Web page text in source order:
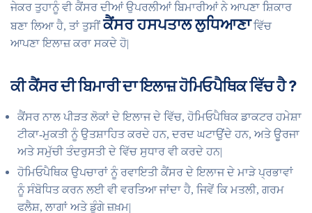
ਜੇਕਰ ਤੁਹਾਨੂੰ ਵੀ ਕੈਂਸਰ ਦੀਆਂ ਉਪਰਲੀਆਂ ਬਿਮਾਰੀਆਂ ਨੇ ਆਪਣਾ ਸ਼ਿਕਾਰ
ਬਣਾ ਲਿਆ ਹੈ, ਤਾਂ ਤੁਸੀਂ ਕੈਂਸਰ ਹਸਪਤਾਲ ਲੁਧਿਆਣਾ ਵਿੱਚ
ਆਪਣਾ ਇਲਾਜ਼ ਕਰਾ ਸਕਦੇ ਹੋ|
ਕੀ ਕੈਂਸਰ ਦੀ ਬਿਮਾਰੀ ਦਾ ਇਲਾਜ਼ ਹੋਮਿਓਪੈਥਿਕ ਵਿੱਚ ਹੈ ?
ਕੈਂਸਰ ਨਾਲ ਪੀੜਤ ਲੋਕਾਂ ਦੇ ਇਲਾਜ ਦੇ ਵਿੱਚ, ਹੋਮਿਓਪੈਥਿਕ ਡਾਕਟਰ ਹਮੇਸ਼ਾ
ਟੀਕਾ-ਮੁਕਤੀ ਨੂੰ ਉਤਸ਼ਾਹਿਤ ਕਰਦੇ ਹਨ, ਦਰਦ ਘਟਾਉਂਦੇ ਹਨ, ਅਤੇ ਊਰਜਾ
ਅਤੇ ਸਮੁੱਚੀ ਤੰਦਰੁਸਤੀ ਦੇ ਵਿੱਚ ਸੁਧਾਰ ਵੀ ਕਰਦੇ ਹਨ|
ਹੋਮਿਓਪੈਥਿਕ ਉਪਚਾਰਾਂ ਨੂੰ ਰਵਾਇਤੀ ਕੈਂਸਰ ਦੇ ਇਲਾਜ ਦੇ ਮਾੜੇ ਪ੍ਰਭਾਵਾਂ
ਨੂੰ ਸੰਬੋਧਿਤ ਕਰਨ ਲਈ ਵੀ ਵਰਤਿਆ ਜਾਂਦਾ ਹੈ, ਜਿਵੇਂ ਕਿ ਮਤਲੀ, ਗਰਮ
ਫਲੈਸ਼, ਲਾਗਾਂ ਅਤੇ ਡੂੰਗੇ ਜ਼ਖ਼ਮ|